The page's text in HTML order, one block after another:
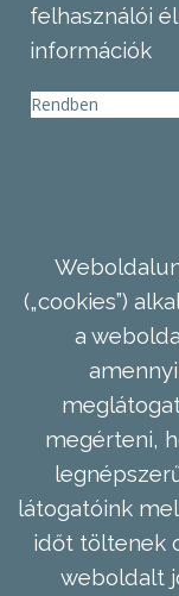
felhasználói
információk
Rendben
(„cookies”)
a
megérteni,
látogatóink
időt töltenek
weboldalt